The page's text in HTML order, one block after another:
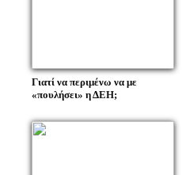
Γιατί να περιμένω να με
«πουλήσει» η ΔΕΗ;